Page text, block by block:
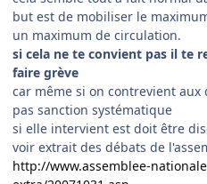
but est de mobiliser le
un maximum de circulation.
si cela ne te convient pas il te
faire grève
car même si on contrevient
pas sanction systématique
si elle intervient est doit être
voir extrait des débats de
http://www.assemblee-